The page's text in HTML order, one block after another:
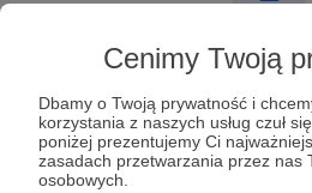
Cenimy Twoją
Dbamy o Twoją prywatność i
korzystania z naszych usług czuł
poniżej prezentujemy Ci
zasadach przetwarzania przez nas
osobowych.
Post dostępny tylko
Aby zobaczyć ten materiał
Zostań